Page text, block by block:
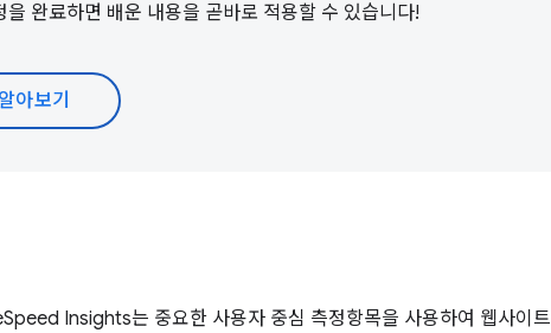
완료하면 배운 내용을 곧바로 적용할 수 있습니다!
아보기
Insights는 중요한 사용자 중심 측정항목을 사용하여 웹사이트